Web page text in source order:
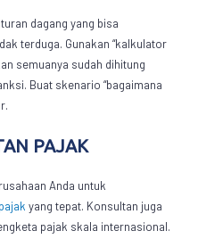
dagang yang bisa
terduga. Gunakan “kalkulator
semuanya sudah dihitung
Buat skenario “bagaimana
PAJAK
Anda untuk
yang tepat. Konsultan juga
pajak skala internasional.